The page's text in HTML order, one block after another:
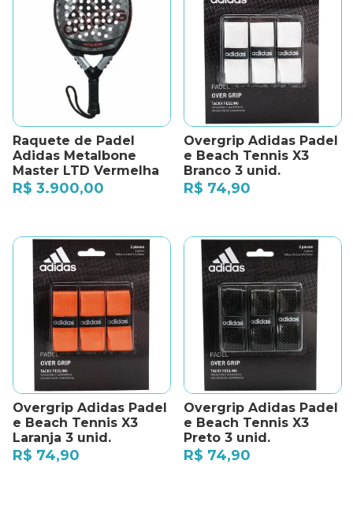
Raquete de Padel
Adidas Metalbone
Master LTD Vermelha
R$ 3.900,00
Overgrip Adidas Padel
e Beach Tennis X3
Branco 3 unid.
R$ 74,90
Overgrip Adidas Padel
e Beach Tennis X3
Laranja 3 unid.
R$ 74,90
Overgrip Adidas Padel
e Beach Tennis X3
Preto 3 unid.
R$ 74,90